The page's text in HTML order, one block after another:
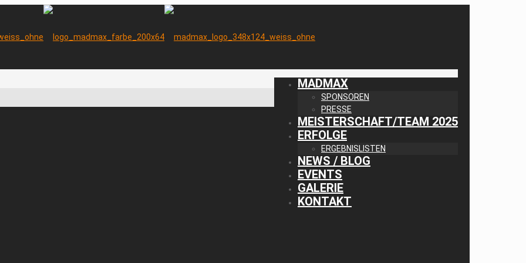
MADMAX
SPONSOREN
PRESSE
MEISTERSCHAFT/TEAM 2025
ERFOLGE
ERGEBNISLISTEN
NEWS / BLOG
EVENTS
GALERIE
KONTAKT